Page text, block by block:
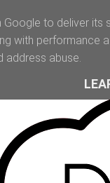
to deliver its
with performance
address abuse.